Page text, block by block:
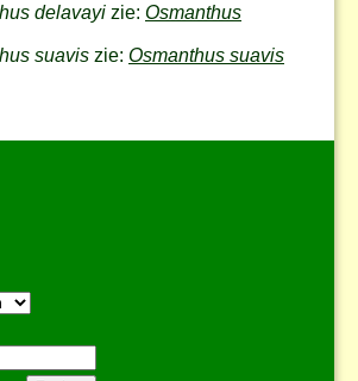
delavayi zie: Osmanthus
suavis zie: Osmanthus suavis